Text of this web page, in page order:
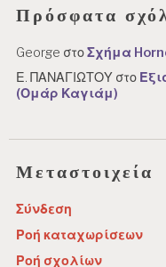
Πρόσφατα
George στοΣχήμα
Ε. ΠΑΝΑΓΙΩΤΟΥ στο
(Ομάρ Καγιάμ)
Μεταστοιχεία
Σύνδεση
Ροή καταχωρίσεων
Ροή σχολίων